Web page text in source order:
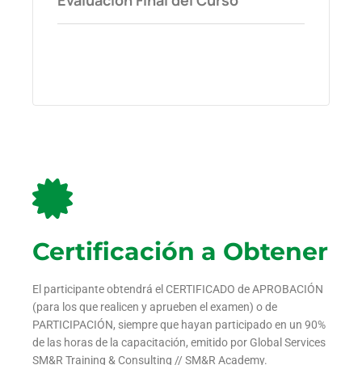
Certificación a Obtener
El participante obtendrá el CERTIFICADO de APROBACIÓN
(para los que realicen y aprueben el examen) o de
PARTICIPACIÓN, siempre que hayan participado en un 90%
de las horas de la capacitación, emitido por Global Services
SM&R Training & Consulting // SM&R Academy.